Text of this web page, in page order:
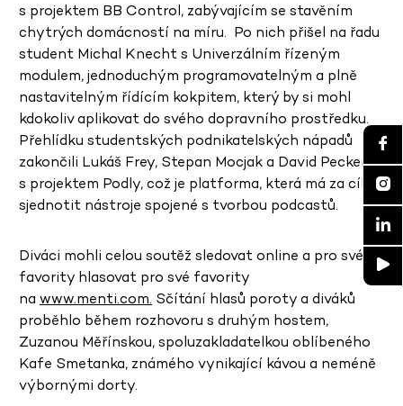
s projektem BB Control, zabývajícím se stavěním
chytrých domácností na míru. Po nich přišel na řadu
student Michal Knecht s Univerzálním řízeným
modulem, jednoduchým programovatelným a plně
nastavitelným řídícím kokpitem, který by si mohl
kdokoliv aplikovat do svého dopravního prostředku.
Přehlídku studentských podnikatelských nápadů
zakončili Lukáš Frey, Stepan Mocjak a David Peckert
s projektem Podly, což je platforma, která má za cíl
sjednotit nástroje spojené s tvorbou podcastů.
Diváci mohli celou soutěž sledovat online a pro své
favority hlasovat pro své favority
na www.menti.com. Sčítání hlasů poroty a diváků
proběhlo během rozhovoru s druhým hostem,
Zuzanou Měřínskou, spoluzakladatelkou oblíbeného
Kafe Smetanka, známého vynikající kávou a neméně
výbornými dorty.